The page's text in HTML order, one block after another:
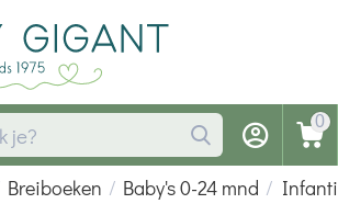
0
Breiboeken / Baby's 0-24 mnd /